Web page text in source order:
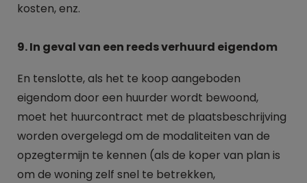
kosten, enz.
9. In geval van een reeds verhuurd eigendom
En tenslotte, als het te koop aangeboden
eigendom door een huurder wordt bewoond,
moet het huurcontract met de plaatsbeschrijving
worden overgelegd om de modaliteiten van de
opzegtermijn te kennen (als de koper van plan is
om de woning zelf snel te betrekken,